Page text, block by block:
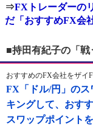
⇒FXトレーダーの
だ「おすすめFX会
■持田有紀子の「
おすすめのFX会社をザイ
FX「ドル/円」のス
キングして、おす
スワップポイント